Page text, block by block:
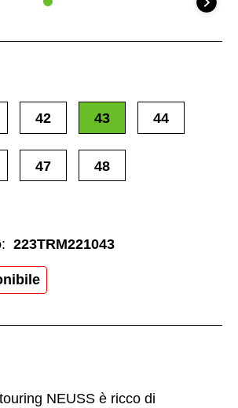
NEUSS è ricco di
42 43 44
47 48
223TRM221043